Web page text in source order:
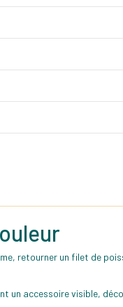
retourner un filet de
un accessoire visible,